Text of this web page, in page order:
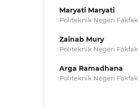
Maryati Maryati
Politeknik Negeri Fakfak
Zainab Mury
Politeknik Negeri Fakfak
Arga Ramadhana
Politeknik Negeri Fakfak